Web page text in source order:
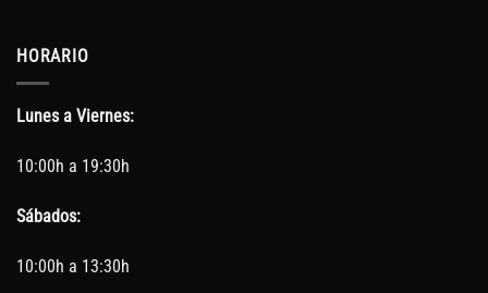
HORARIO
Lunes a Viernes:
10:00h a 19:30h
Sábados:
10:00h a 13:30h